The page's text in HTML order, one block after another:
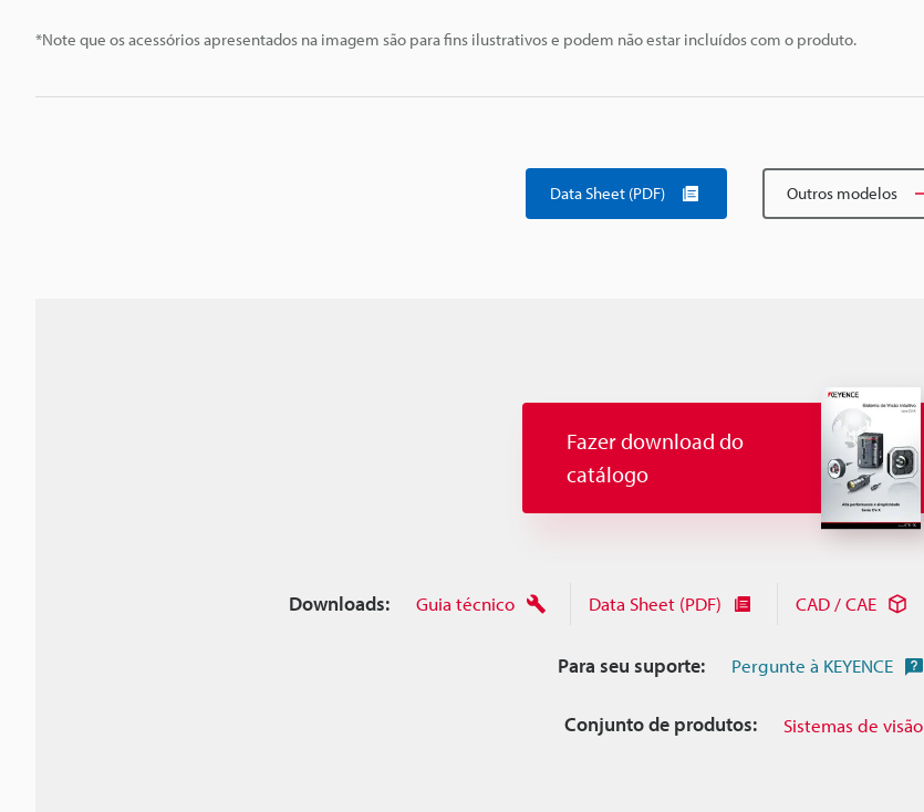
*Note que os acessórios apresentados na imagem são para fins ilustrativos e podem não estar incluídos com o produto.
Data Sheet (PDF) Outros modelos
Fazer download do
catálogo
Downloads: Guia técnico Data Sheet (PDF) CAD / CAE
Para seu suporte: Pergunte à KEYENCE
Conjunto de produtos: Sistemas de visão